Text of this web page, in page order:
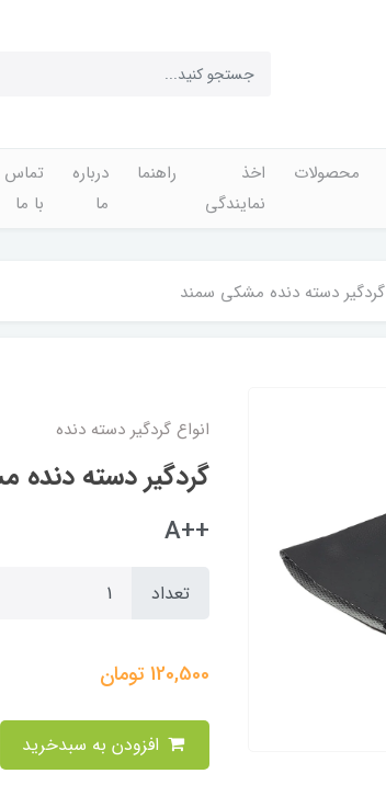
محصولات
اخذ
نمایندگی
راهنما
درباره
ما
تماس
با ما
گردگیر دسته دنده مشکی سمند
انواع گردگیر دسته دنده
گردگیر دسته
++A
تعداد
120,500تومان